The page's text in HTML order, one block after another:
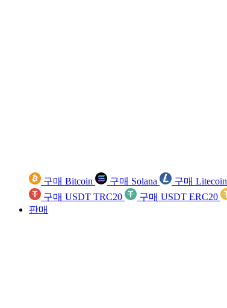
구매 Bitcoin 구매 Solana 구매 Litecoin
구매 USDT TRC20
구매 USDT ERC20
판매